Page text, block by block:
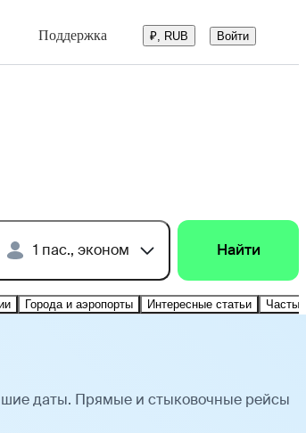
Поддержка ₽, RUB Войти
1 пас., эконом Найти
Города и аэропорты Интересные статьи
даты. Прямые и стыковочные рейсы